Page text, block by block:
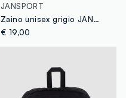
JANSPORT
Zaino unisex grigio JANSPORT
€ 19,00